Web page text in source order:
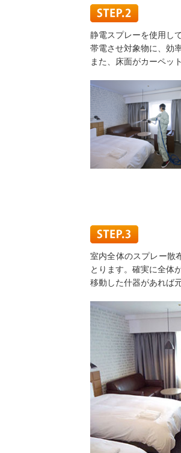
静電スプレーを使用し
帯電させ対象物に、効
また、床面がカーペッ
室内全体のスプレー散
とります。確実に全体
移動した什器があれば